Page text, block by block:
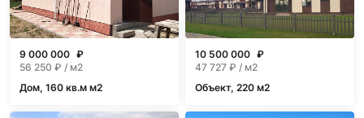
9 000 000 ₽
56 250 ₽ / м2
Дом, 160 кв.м м2
10 500 000 ₽
47 727 ₽ / м2
Объект, 220 м2